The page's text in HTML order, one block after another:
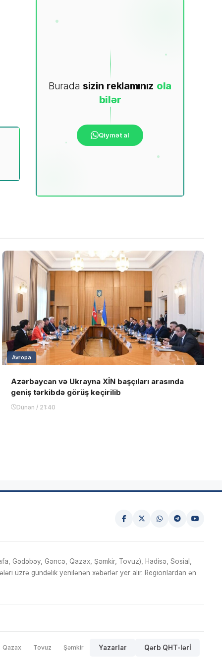
Burada sizin reklamınız ola
bilər
Qiymət al
Avropa
Azərbaycan və Ukrayna XİN başçıları arasında
geniş tərkibdə görüş keçirilib
Dünən / 21:40
Gədəbəy, Gəncə, Qazax, Şəmkir, Tovuz), Hadisə, Sosial,
üzrə gündəlik yenilənən xəbərlər yer alır. Regionlardan ən
Qazax Tovuz Şəmkir Yazarlar Qərb QHT-lərİ